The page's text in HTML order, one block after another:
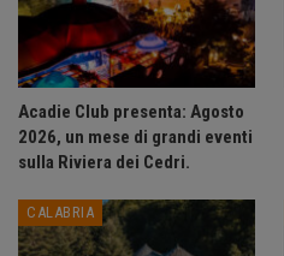
Acadie Club presenta: Agosto
2026, un mese di grandi eventi
sulla Riviera dei Cedri.
CALABRIA